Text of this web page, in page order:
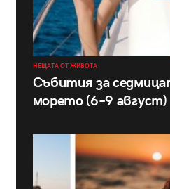
НЕЩАТА ОТ ЖИВОТА
Събития за
морето (6–9 август)